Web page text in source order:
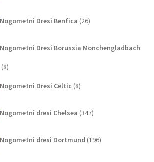
Nogometni Dresi Benfica 26izdelkov
Nogometni Dresi Borussia Monchengladbach
88
Nogometni Dresi Celtic 8izdelkov
Nogometni dresi Chelsea 347izdelkov
Nogometni dresi Dortmund 196izdelkov